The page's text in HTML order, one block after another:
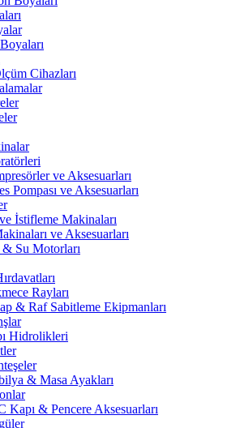
Cihazları
ve Aksesuarları
Pompası ve Aksesuarları
İstifleme Makinaları
ve Aksesuarları
& Su Motorları
Rayları
& Raf Sabitleme Ekipmanları
Hidrolikleri
& Masa Ayakları
Kapı & Pencere Aksesuarları